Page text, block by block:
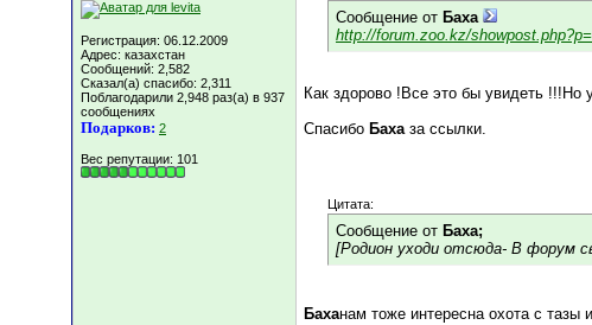
Регистрация: 06.12.2009
Адрес: казахстан
Сообщений: 2,582
Сказал(а) спасибо: 2,311
Поблагодарили 2,948 раз(а) в 937
сообщениях
Подарков: 2
Вес репутации: 101
Сообщение от Баха
http://forum.zoo.kz/
Как здорово !Все это бы увидеть !!!Но
Спасибо Баха за ссылки.
Цитата:
Сообщение от Баха;
[Родион уходи отсюда- В форум
Баханам тоже интересна охота с тазы